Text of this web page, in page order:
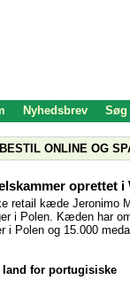
Nyhedsbrev Søg
BESTIL ONLINE OG
oprettet i
retail kæde Jeronimo
i Polen. Kæden har
i Polen og 15.000
for portugisiske